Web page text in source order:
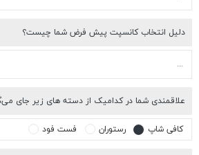
انتخاب کانسپت پیش فرض شما چیست؟
شما در کدامیک از دسته های زیر جای می‌گیرد؟
شاپ رستوران فست فود